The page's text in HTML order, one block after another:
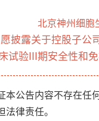
北京神州细胞
披露关于控股子公
试验III期安全性和
本公告内容不存在任
法律责任。